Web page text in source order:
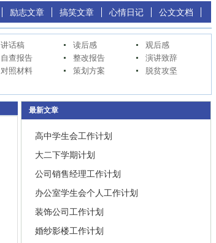
励志文章 搞笑文章 心情日记 公文文档
讲话稿 读后感
观后感
自查报告 整改报告
演讲致辞
对照材料 策划方案
脱贫攻坚
最新文章
高中学生会工作计划
大二下学期计划
公司销售经理工作计划
办公室学生会个人工作计划
装饰公司工作计划
婚纱影楼工作计划